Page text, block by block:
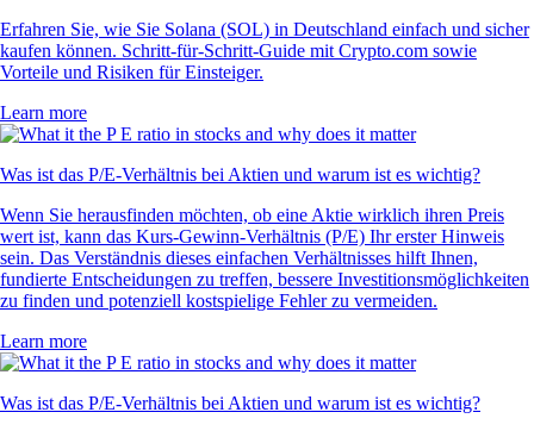
Erfahren Sie, wie Sie Solana (SOL) in Deutschland einfach und sicher
kaufen können. Schritt-für-Schritt-Guide mit Crypto.com sowie
Vorteile und Risiken für Einsteiger.
Learn more
Was ist das P/E-Verhältnis bei Aktien und warum ist es wichtig?
Wenn Sie herausfinden möchten, ob eine Aktie wirklich ihren Preis
wert ist, kann das Kurs-Gewinn-Verhältnis (P/E) Ihr erster Hinweis
sein. Das Verständnis dieses einfachen Verhältnisses hilft Ihnen,
fundierte Entscheidungen zu treffen, bessere Investitionsmöglichkeiten
zu finden und potenziell kostspielige Fehler zu vermeiden.
Learn more
Was ist das P/E-Verhältnis bei Aktien und warum ist es wichtig?